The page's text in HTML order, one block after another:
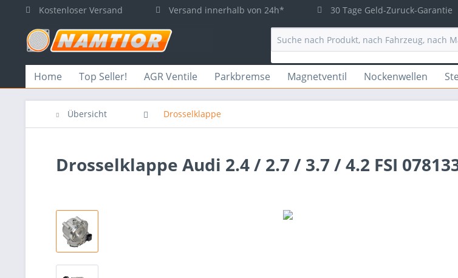
Kostenloser Versand Versand innerhalb von 24h* 30 Tage Geld-Zuruck-Garantie
Home Top Seller! AGR Ventile Parkbremse Magnetventil Nockenwellen
Übersicht Drosselklappe
Drosselklappe Audi 2.4 / 2.7 / 3.7 / 4.2 FSI